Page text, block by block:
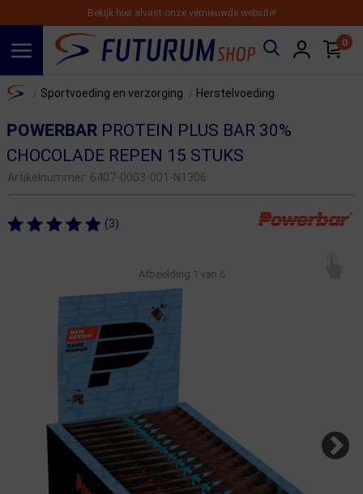
Bekijk hier alvast onze vernieuwde website!
0
Home Sportvoeding en verzorging Herstelvoeding
POWERBARPROTEIN PLUS BAR 30%
CHOCOLADE REPEN 15 STUKS
Artikelnummer: 6407-0003-001-N1306
(3)
Afbeelding 1 van 6